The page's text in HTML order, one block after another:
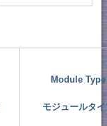
Module Type
モジュールタ